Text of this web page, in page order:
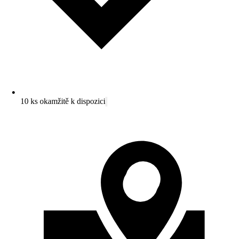
10 ks okamžitě k dispozici